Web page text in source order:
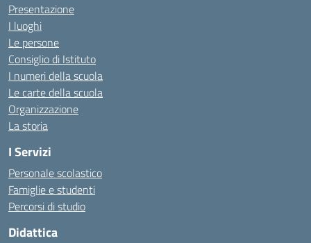
Presentazione
I luoghi
Le persone
Consiglio di Istituto
I numeri della scuola
Le carte della scuola
Organizzazione
La storia
I Servizi
Personale scolastico
Famiglie e studenti
Percorsi di studio
Didattica